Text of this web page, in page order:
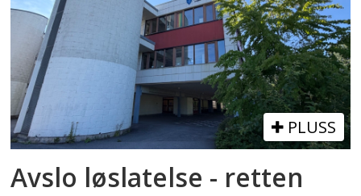
PLUSS
Avslo løslatelse - retten